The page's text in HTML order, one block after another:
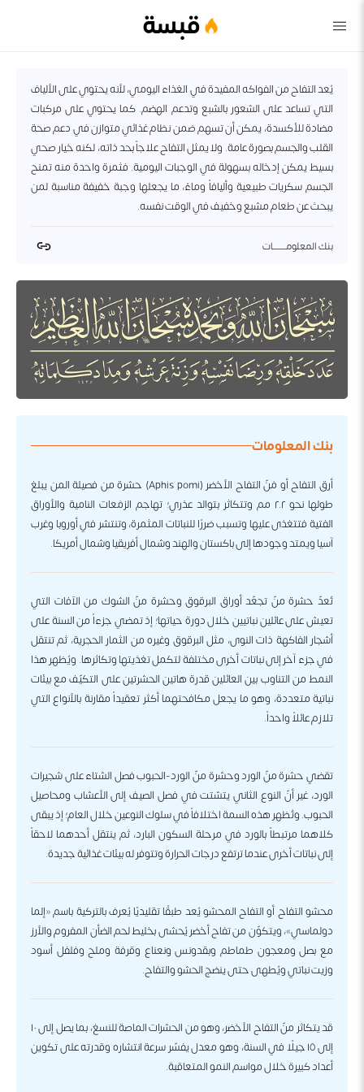
قبسة
يُعد التفاح من الفواكه المفيدة في الغذاء اليومي، لأنه يحتوي على الألياف
التي تساعد على الشعور بالشبع وتدعم الهضم. كما يحتوي على مركبات
مضادة للأكسدة، يمكن أن تسهم ضمن نظام غذائي متوازن في دعم صحة
القلب والجسم بصورة عامة. ولا يمثل التفاح علاجاً بحد ذاته، لكنه خيار صحي
بسيط يمكن إدخاله بسهولة في الوجبات اليومية. فثمرة واحدة منه تمنح
الجسم سكريات طبيعية وأليافاً وماءً، ما يجعلها وجبة خفيفة مناسبة لمن
يبحث عن طعام مشبع وخفيف في الوقت نفسه.
بنك المعلومــــــــات
بنك المعلومات
أرق التفاح أو مَنّ التفاح الأخضر (Aphis pomi) حشرة من فصيلة المن يبلغ
طولها نحو ٢.٢ مم وتتكاثر بتوالد عذري؛ تهاجم الزمَعات النامية والأوراق
الفتية فتتغذى عليها وتسبب ضررًا للنباتات المثمرة، وتنتشر في أوروبا وغرب
آسيا ويمتد وجودها إلى باكستان والهند وشمال أفريقيا وشمال أمريكا.
تُعدّ حشرة منّ تجعّد أوراق البرقوق وحشرة منّ الشوك من الآفات التي
تعيش على عائلين نباتيين خلال دورة حياتها؛ إذ تمضي جزءاً من السنة على
أشجار الفاكهة ذات النوى، مثل البرقوق وغيره من الثمار الحجرية، ثم تنتقل
في جزء آخر إلى نباتات أخرى مختلفة لتكمل تغذيتها وتكاثرها. ويُظهر هذا
النمط من التناوب بين العائلين قدرة هاتين الحشرتين على التكيّف مع بيئات
نباتية متعددة، وهو ما يجعل مكافحتهما أكثر تعقيداً مقارنة بالأنواع التي
تلازم عائلاً واحداً.
تقضي حشرة منّ الورد وحشرة منّ الورد-الحبوب فصل الشتاء على شجيرات
الورد، غير أنّ النوع الثاني يتشتت في فصل الصيف إلى الأعشاب ومحاصيل
الحبوب. وتُظهر هذه السمة اختلافاً في سلوك النوعين خلال العام؛ إذ يبقى
كلاهما مرتبطاً بالورد في مرحلة السكون البارد، ثم ينتقل أحدهما لاحقاً
إلى نباتات أخرى عندما ترتفع درجات الحرارة وتتوفر له بيئات غذائية جديدة.
محشو التفاح أو التفاح المحشو يُعد طبقًا تقليديًا يُعرف بالتركية باسم «إلما
دولماسي»، ويتكوّن من تفاح أخضر يُحشى بخليط لحم الضأن المفروم والأرز
مع بصل ومعجون طماطم وبقدونس ونعناع وقرفة وملح وفلفل أسود
وزيت نباتي ويُطهى حتى ينضج الحشو والتفاح.
قد يتكاثر منّ التفاح الأخضر، وهو من الحشرات الماصة للنسغ، بما يصل إلى ١٠
إلى ١٥ جيلًا في السنة، وهو معدل يفسّر سرعة انتشاره وقدرته على تكوين
أعداد كبيرة خلال مواسم النمو المتعاقبة.